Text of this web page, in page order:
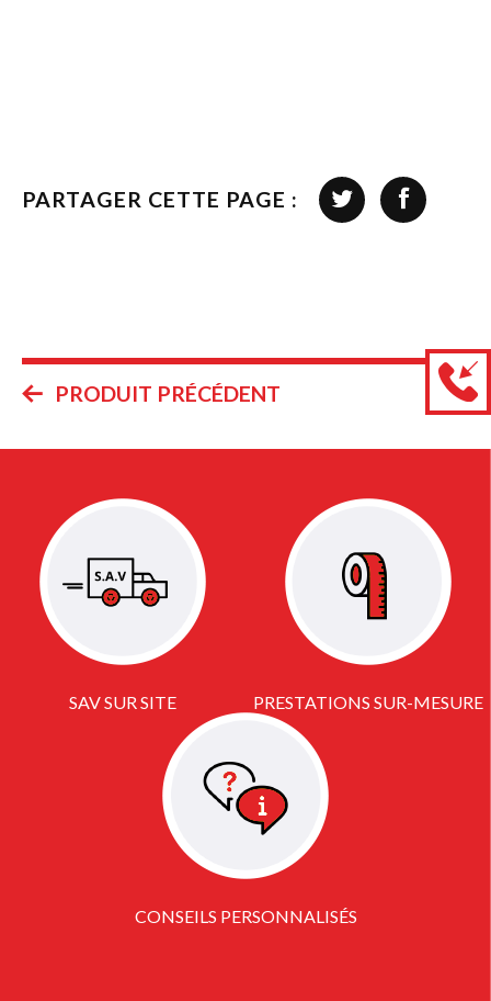
PARTAGER CETTE PAGE :
PRODUIT PRÉCÉDENT
SAV SUR SITE PRESTATIONS SUR-MESURE
CONSEILS PERSONNALISÉS